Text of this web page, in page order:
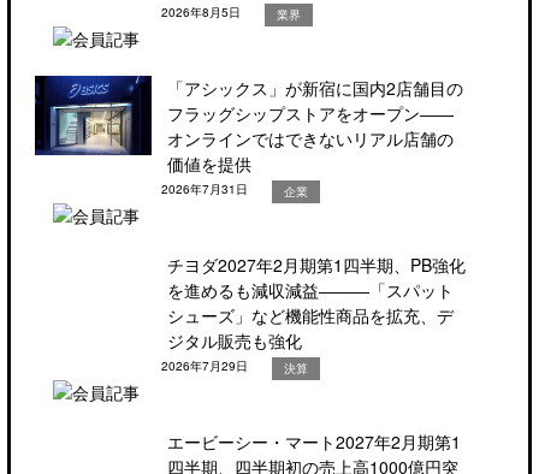
2026年8月5日 業界
「アシックス」が新宿に国内2店舗目の
フラッグシップストアをオープン――
オンラインではできないリアル店舗の
価値を提供
2026年7月31日 企業
チヨダ2027年2月期第1四半期、PB強化
を進めるも減収減益―――「スパット
シューズ」など機能性商品を拡充、デ
ジタル販売も強化
2026年7月29日 決算
エービーシー・マート2027年2月期第1
四半期、四半期初の売上高1000億円突